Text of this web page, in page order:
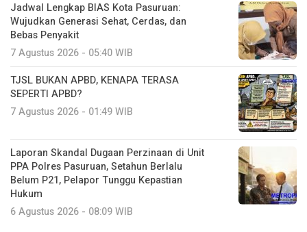
Jadwal Lengkap BIAS Kota Pasuruan:
Wujudkan Generasi Sehat, Cerdas, dan
Bebas Penyakit
7 Agustus 2026 - 05:40 WIB
TJSL BUKAN APBD, KENAPA TERASA
SEPERTI APBD?
7 Agustus 2026 - 01:49 WIB
Laporan Skandal Dugaan Perzinaan di Unit
PPA Polres Pasuruan, Setahun Berlalu
Belum P21, Pelapor Tunggu Kepastian
Hukum
6 Agustus 2026 - 08:09 WIB